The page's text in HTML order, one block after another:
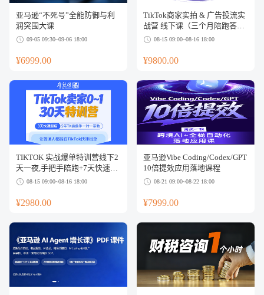
亚马逊“不死号”全能防御与利
润突围大课
09-05 09:30~09-06 18:00
¥6999.00
TikTok商家实拍 & 广告投流实
战营 线下课（三个月陪跑答
疑）08-15 09:00~08-16 18:00
¥9800.00
TIKTOK 实战爆单特训营线下2
天一夜,手把手陪跑+7天快速上
手 08-15 09:00~08-16 18:00
¥2980.00
亚马逊Vibe Coding/Codex/GPT
10倍提效应用落地课程
08-21 09:00~08-22 18:00
¥7999.00